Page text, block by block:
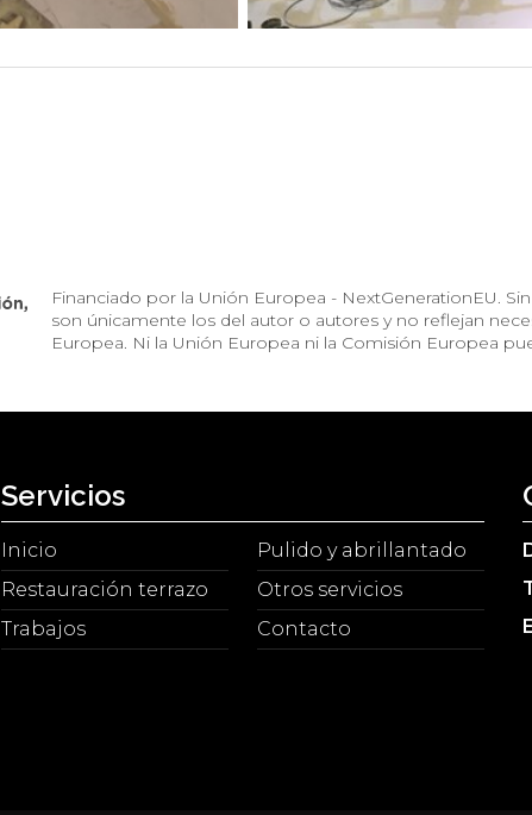
Financiado por la Unión Europea - NextGenerationEU.
son únicamente los del autor o autores y no reflejan
Europea. Ni la Unión Europea ni la Comisión Europea
Servicios
Inicio
Pulido y abrillantado
Restauración terrazo
Otros servicios
Trabajos
Contacto